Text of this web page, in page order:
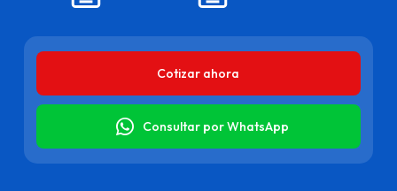
Cotizar ahora
Consultar por WhatsApp